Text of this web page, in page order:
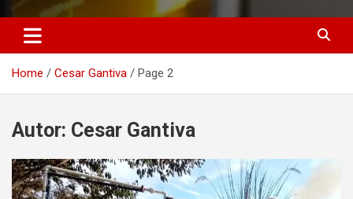
Home Cesar Gantiva Page 2
Autor: Cesar Gantiva